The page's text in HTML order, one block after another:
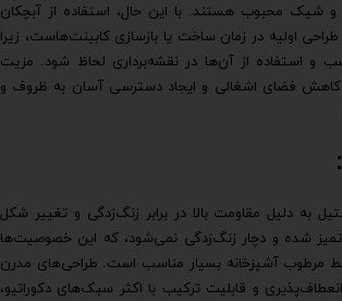
و شیک محبوب هستند. با این حال، استفاده از آبچکان
طراحی اولیه در زمان ساخت یا بازسازی کابینت‌هاست، زیرا
و استفاده از آن‌ها در نقشه‌برداری لحاظ شود. مزیت
کاهش فضای اشغالی و ایجاد دسترسی آسان به ظروف و
به دلیل مقاومت بالا در برابر زنگ‌زدگی و تغییر شکل
شده و دچار زنگ‌زدگی نمی‌شود، که این خصوصیت‌ها
مرطوب آشپزخانه بسیار مناسب است. طراحی‌های مدرن
و قابلیت ترکیب با اکثر سبک‌های دکوراتیو،